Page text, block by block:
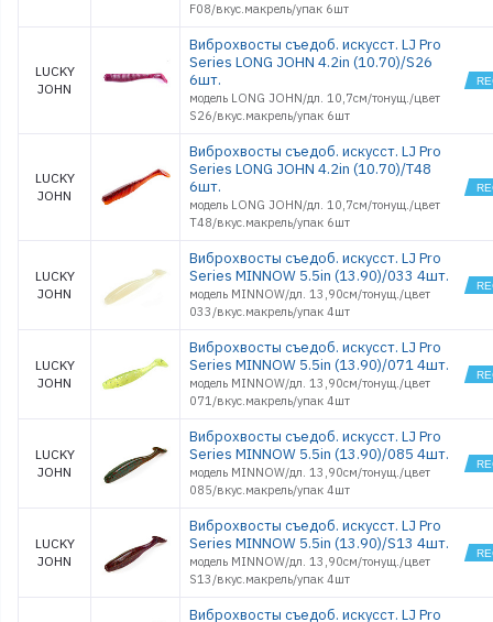
F08/вкус.макрель/упак 6шт
LUCKY
JOHN
Виброхвосты съедоб. искусст. LJ Pro
Series LONG JOHN 4.2in (10.70)/S26
6шт.
модель LONG JOHN/дл. 10,7см/тонущ./цвет
S26/вкус.макрель/упак 6шт
LUCKY
JOHN
Виброхвосты съедоб. искусст. LJ Pro
Series LONG JOHN 4.2in (10.70)/T48
6шт.
модель LONG JOHN/дл. 10,7см/тонущ./цвет
T48/вкус.макрель/упак 6шт
LUCKY
JOHN
Виброхвосты съедоб. искусст. LJ Pro
Series MINNOW 5.5in (13.90)/033 4шт.
модель MINNOW/дл. 13,90см/тонущ./цвет
033/вкус.макрель/упак 4шт
LUCKY
JOHN
Виброхвосты съедоб. искусст. LJ Pro
Series MINNOW 5.5in (13.90)/071 4шт.
модель MINNOW/дл. 13,90см/тонущ./цвет
071/вкус.макрель/упак 4шт
LUCKY
JOHN
Виброхвосты съедоб. искусст. LJ Pro
Series MINNOW 5.5in (13.90)/085 4шт.
модель MINNOW/дл. 13,90см/тонущ./цвет
085/вкус.макрель/упак 4шт
LUCKY
JOHN
Виброхвосты съедоб. искусст. LJ Pro
Series MINNOW 5.5in (13.90)/S13 4шт.
модель MINNOW/дл. 13,90см/тонущ./цвет
S13/вкус.макрель/упак 4шт
Виброхвосты съедоб. искусст. LJ Pro